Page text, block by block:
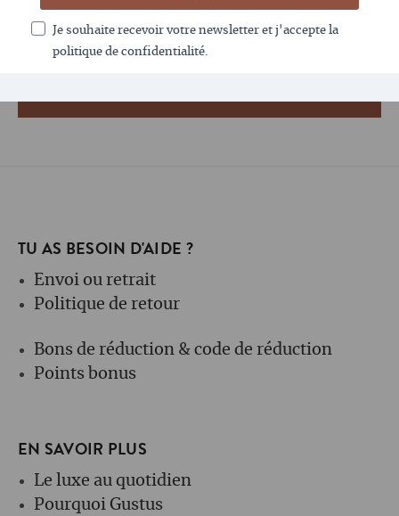
Je souhaite recevoir votre newsletter et j'accepte la
politique de confidentialité.
TU AS BESOIN D'AIDE ?
Envoi ou retrait
Politique de retour
Bons de réduction & code de réduction
Points bonus
EN SAVOIR PLUS
Le luxe au quotidien
Pourquoi Gustus